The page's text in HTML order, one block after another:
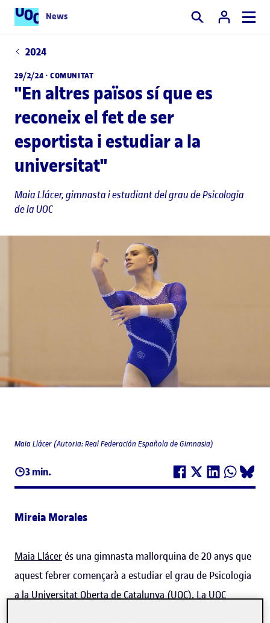
News Cercar
2024
29/2/24 · COMUNITAT
"En altres països sí que es
reconeix el fet de ser
esportista i estudiar a la
universitat"
Maia Llácer, gimnasta i estudiant del grau de Psicologia
de la UOC
3 min.
Maia Llácer (Autoria: Real Federación Española de Gimnasia)
Mireia Morales
Maia Llácerés una gimnasta mallorquina de 20 anys que
aquest febrer començarà a estudiar el grau de Psicologia
a la Universitat Oberta de Catalunya (UOC). La UOC